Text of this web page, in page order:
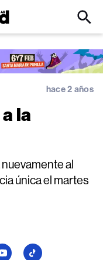
Click
Input
hace 2 años
la
al
única el martes
Seguí